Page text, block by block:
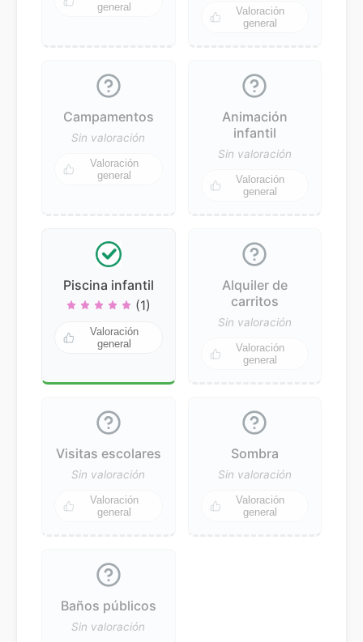
general
Valoración
general
Campamentos
Sin valoración
Valoración
general
Animación
infantil
Sin valoración
Valoración
general
Piscina infantil
(1)
Valoración
general
Alquiler de
carritos
Sin valoración
Valoración
general
Visitas escolares
Sin valoración
Valoración
general
Sombra
Sin valoración
Valoración
general
Baños públicos
Sin valoración